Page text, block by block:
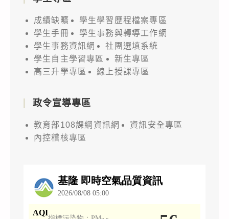
成績缺曠
學生學習歷程檔案專區
學生手冊
學生事務與轉導工作網
學生事務資訊網
社團選填系統
學生自主學習專區
新生專區
高三升學專區
線上授課專區
政令宣導專區
教育部108課綱資訊網
資訊安全專區
內控稽核專區